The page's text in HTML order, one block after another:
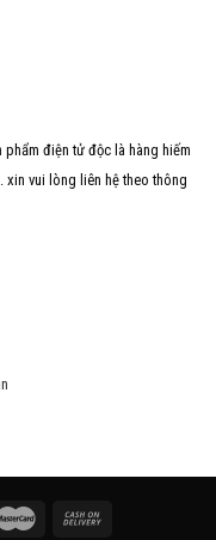
phẩm điện tử độc là hàng hiếm
xin vui lòng liên hệ theo thông